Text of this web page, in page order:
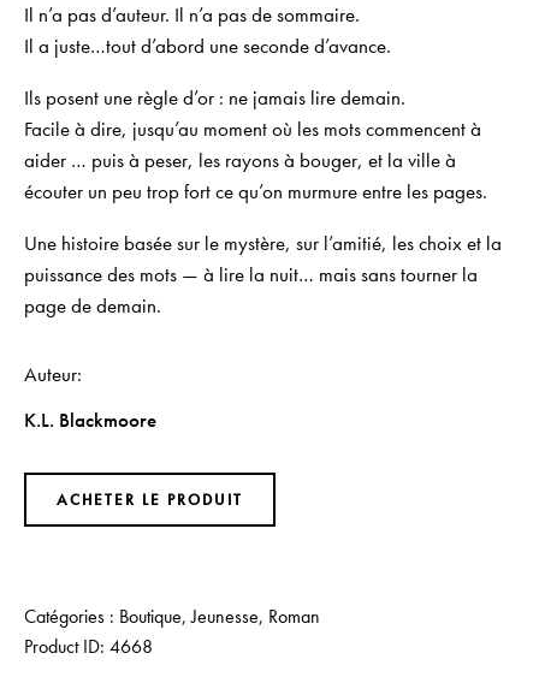
Il n’a pas d’auteur. Il n’a pas de sommaire.
Il a juste…tout d’abord une seconde d’avance.
Ils posent une règle d’or : ne jamais lire demain.
Facile à dire, jusqu’au moment où les mots commencent à
aider … puis à peser, les rayons à bouger, et la ville à
écouter un peu trop fort ce qu’on murmure entre les pages.
Une histoire basée sur le mystère, sur l’amitié, les choix et la
puissance des mots — à lire la nuit… maissans tourner la
page de demain.
Auteur
K.L. Blackmoore
ACHETER LE PRODUIT
Catégories : Boutique,Jeunesse, Roman
Product ID: 4668